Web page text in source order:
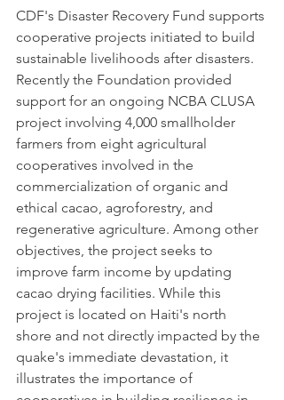
CDF's Disaster Recovery Fund supports
cooperative projects initiated to build
sustainable livelihoods after disasters.
Recently the Foundation provided
support for an ongoing NCBA CLUSA
project involving 4,000 smallholder
farmers from eight agricultural
cooperatives involved in the
commercialization of organic and
ethical cacao, agroforestry, and
regenerative agriculture. Among other
objectives, the project seeks to
improve farm income by updating
cacao drying facilities. While this
project is located on Haiti's north
shore and not directly impacted by the
quake's immediate devastation, it
illustrates the importance of